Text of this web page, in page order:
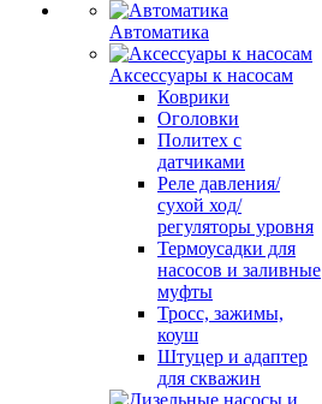
Автоматика
Аксессуары к насосам
Коврики
Оголовки
Политех с
датчиками
Реле давления/
сухой ход/
регуляторы уровня
Термоусадки для
насосов и заливные
муфты
Тросс, зажимы,
коуш
Штуцер и адаптер
для скважин